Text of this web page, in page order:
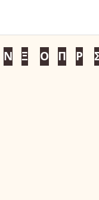
Ν Ξ Ο Π Ρ